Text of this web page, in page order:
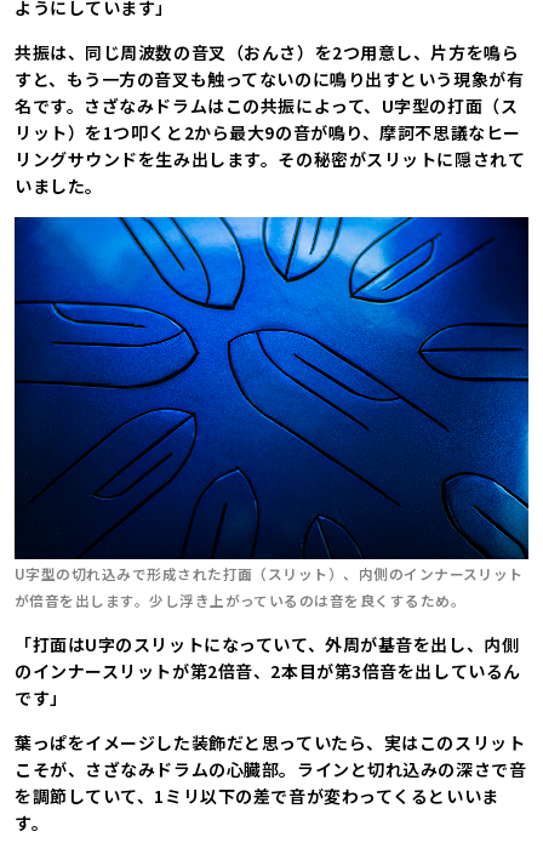
ようにしています」
共振は、同じ周波数の音叉（おんさ）を2つ用意し、片方を鳴ら
すと、もう一方の音叉も触ってないのに鳴り出すという現象が有
名です。さざなみドラムはこの共振によって、U字型の打面（ス
リット）を1つ叩くと2から最大9の音が鳴り、摩訶不思議なヒー
リングサウンドを生み出します。その秘密がスリットに隠されて
いました。
U字型の切れ込みで形成された打面（スリット）、内側のインナースリット
が倍音を出します。少し浮き上がっているのは音を良くするため。
「打面はU字のスリットになっていて、外周が基音を出し、内側
のインナースリットが第2倍音、2本目が第3倍音を出しているん
です」
葉っぱをイメージした装飾だと思っていたら、実はこのスリット
こそが、さざなみドラムの心臓部。ラインと切れ込みの深さで音
を調節していて、1ミリ以下の差で音が変わってくるといいま
す。